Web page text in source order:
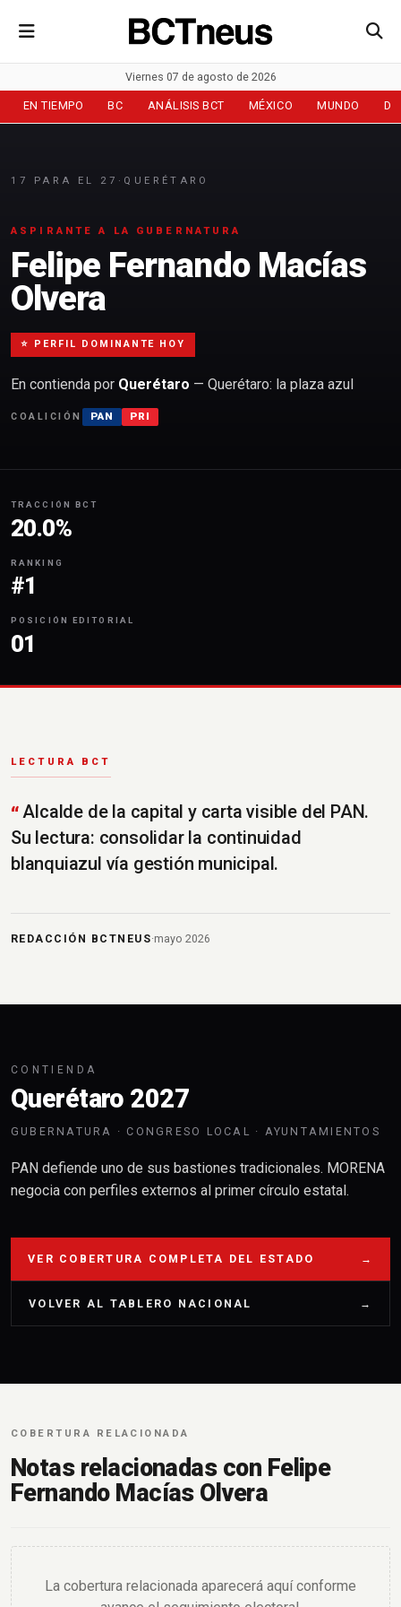
Viernes 07 de agosto de 2026
EN TIEMPO BC ANÁLISIS BCT MÉXICO MUNDO
17 PARA EL 27 · QUERÉTARO
ASPIRANTE A LA GUBERNATURA
Felipe Fernando Macías
Olvera
⭐ PERFIL DOMINANTE HOY
En contienda por Querétaro — Querétaro: la plaza azul
COALICIÓN PAN PRI
TRACCIÓN BCT
20.0%
RANKING
#1
POSICIÓN EDITORIAL
01
LECTURA BCT
Alcalde de la capital y carta visible del PAN.
Su lectura: consolidar la continuidad
blanquiazul vía gestión municipal.
REDACCIÓN BCTNEUS·mayo 2026
CONTIENDA
Querétaro 2027
GUBERNATURA · CONGRESO LOCAL · AYUNTAMIENTOS
PAN defiende uno de sus bastiones tradicionales. MORENA
negocia con perfiles externos al primer círculo estatal.
VER COBERTURA COMPLETA DEL ESTADO →
VOLVER AL TABLERO NACIONAL →
COBERTURA RELACIONADA
Notas relacionadas con Felipe
Fernando Macías Olvera
La cobertura relacionada aparecerá aquí conforme